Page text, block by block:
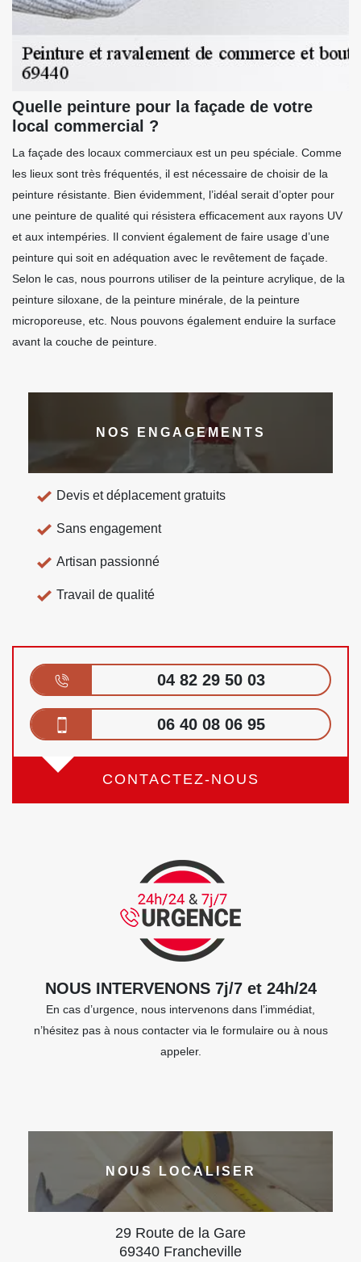
Quelle peinture pour la façade de votre
local commercial ?
La façade des locaux commerciaux est un peu spéciale. Comme
les lieux sont très fréquentés, il est nécessaire de choisir de la
peinture résistante. Bien évidemment, l’idéal serait d’opter pour
une peinture de qualité qui résistera efficacement aux rayons UV
et aux intempéries. Il convient également de faire usage d’une
peinture qui soit en adéquation avec le revêtement de façade.
Selon le cas, nous pourrons utiliser de la peinture acrylique, de la
peinture siloxane, de la peinture minérale, de la peinture
microporeuse, etc. Nous pouvons également enduire la surface
avant la couche de peinture.
NOS ENGAGEMENTS
Devis et déplacement gratuits
Sans engagement
Artisan passionné
Travail de qualité
04 82 29 50 03
06 40 08 06 95
CONTACTEZ-NOUS
NOUS INTERVENONS 7j/7 et 24h/24
En cas d’urgence, nous intervenons dans l’immédiat,
n’hésitez pas à nous contacter via le formulaire ou à nous
appeler.
NOUS LOCALISER
29 Route de la Gare
69340 Francheville